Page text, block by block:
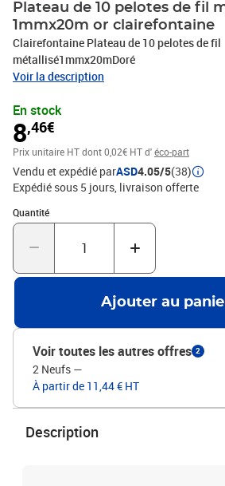
Plateau de 10 pelotes de fil
1mmx20m or clairefontaine
Clairefontaine Plateau de 10 pelotes de fil
métallisé1mmx20mDoré
Voir la description
En stock
8,46€
Prix unitaire HTdont 0,02€ HT d'éco-part
Vendu et expédié parASD4.05/5(38)
Expédié sous 5 jours livraison offerte
Quantité
Quantité : 1
Ajouter au
Voir toutes les autres offres 2
2 Neufs —
À partir de 11,44 € HT
Description